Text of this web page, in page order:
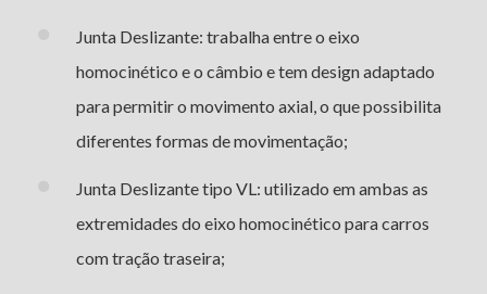
Junta Deslizante: trabalha entre o eixo
homocinético e o câmbio e tem design adaptado
para permitir o movimento axial, o que possibilita
diferentes formas de movimentação;
Junta Deslizante tipo VL: utilizado em ambas as
extremidades do eixo homocinético para carros
com tração traseira;